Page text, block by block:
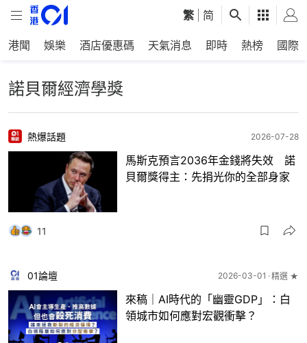
繁 简
港聞 娛樂 酒店優惠碼 天氣消息 即時 熱榜 國際
諾貝爾經濟學獎
熱爆話題 2026-07-28
馬斯克預言2036年金錢將失效 諾
貝爾獎得主：先捐光你的全部身家
11
01論壇 2026-03-01 精選 ★
來稿｜AI時代的「幽靈GDP」：白
領城市如何應對宏觀衝擊？